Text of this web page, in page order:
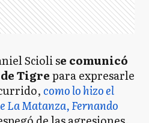
Scioli se comunicó
Tigrepara expresarle
como lo hizo el
La Matanza, Fernando